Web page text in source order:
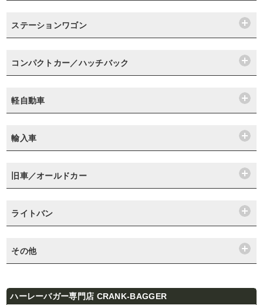
ステーションワゴン
コンパクトカー／ハッチバック
軽自動車
輸入車
旧車／オールドカー
ライトバン
その他
ハーレーバガー専門店 CRANK-BAGGER